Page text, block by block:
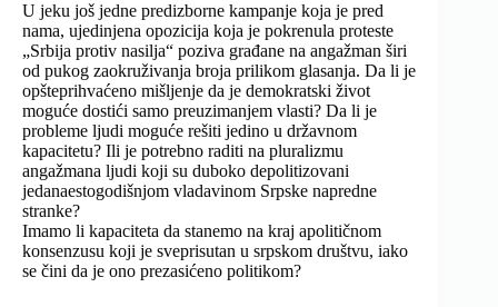
U jeku još jedne predizborne kampanje koja je pred
nama, ujedinjena opozicija koja je pokrenula proteste
„Srbija protiv nasilja“ poziva građane na angažman širi
od pukog zaokruživanja broja prilikom glasanja. Da li je
opšteprihvaćeno mišljenje da je demokratski život
moguće dostići samo preuzimanjem vlasti? Da li je
probleme ljudi moguće rešiti jedino u državnom
kapacitetu? Ili je potrebno raditi na pluralizmu
angažmana ljudi koji su duboko depolitizovani
jedanaestogodišnjom vladavinom Srpske napredne
stranke?
Imamo li kapaciteta da stanemo na kraj apolitičnom
konsenzusu koji je sveprisutan u srpskom društvu, iako
se čini da je ono prezasićeno politikom?